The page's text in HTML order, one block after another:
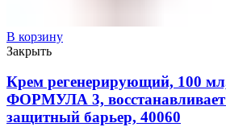
В корзину
Закрыть
Крем регенерирующий, 100
ФОРМУЛА 3, восстанавливает
защитный барьер, 40060